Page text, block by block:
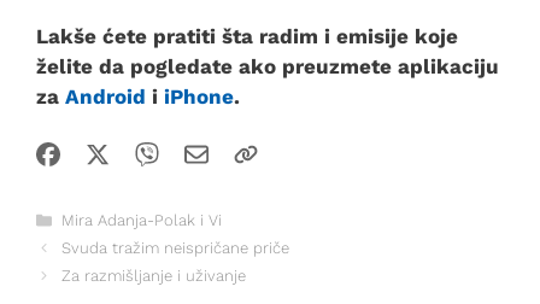
Lakše ćete pratiti šta radim i emisije koje
želite da pogledate ako preuzmete aplikaciju
za Android i iPhone.
Kategorije
Mira Adanja-Polak i Vi
Svuda tražim neispričane priče
Za razmišljanje i uživanje